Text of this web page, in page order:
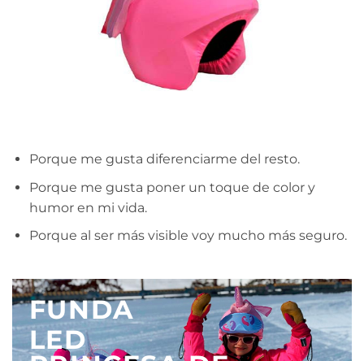
Porque me gusta diferenciarme del resto.
Porque me gusta poner un toque de color y
humor en mi vida.
Porque al ser más visible voy mucho más seguro.
FUNDA
LED